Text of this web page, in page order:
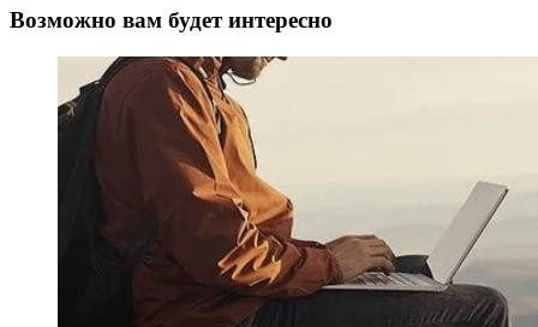
Возможно вам будет интересно